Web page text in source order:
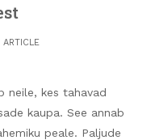
ARTICLE
neile, kes tahavad
kaupa. See annab
peale. Paljude